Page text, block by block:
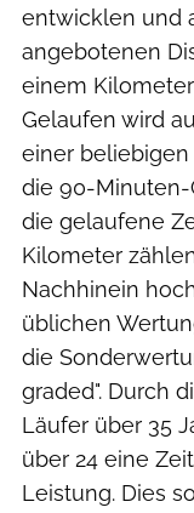
entwicklen und
angebotenen
einem
Gelaufen wird
einer beliebigen
die 90-Minuten-
die gelaufene
Kilometer
Nachhinein
üblichen
die
graded". Durch
Läufer über 35
über 24 eine
Leistung. Dies